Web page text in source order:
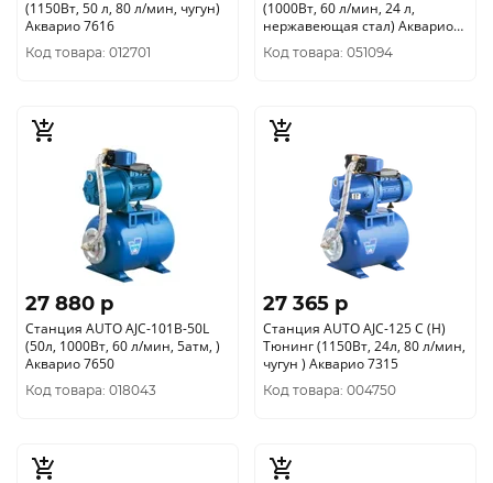
(1150Вт, 50 л, 80 л/мин, чугун)
Акварио 7616
Код товара: 012701
(1000Вт, 60 л/мин, 24 л,
нержавеющая стал) Акварио
7717
Код товара: 051094
27 880 p
Станция AUTO AJC-101B-50L
(50л, 1000Вт, 60 л/мин, 5атм, )
Акварио 7650
Код товара: 018043
27 365 p
Станция AUTO AJC-125 C (Н)
Тюнинг (1150Вт, 24л, 80 л/мин,
чугун ) Акварио 7315
Код товара: 004750